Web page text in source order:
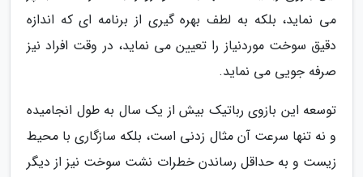
می نماید، بلکه به لطف بهره گیری از برنامه ای که اندازه
دقیق سوخت موردنیاز را تعیین می نماید، در وقت افراد نیز
صرفه جویی می نماید.
توسعه این بازوی رباتیک بیش از یک سال به طول انجامیده
و نه تنها سرعت آن مثال زدنی است، بلکه سازگاری با محیط
زیست و به حداقل رساندن خطرات نشت سوخت نیز از دیگر